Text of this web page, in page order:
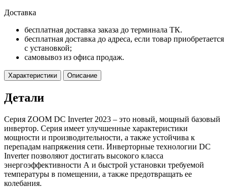
Доставка
бесплатная доставка заказа до терминала ТК.
бесплатная доставка до адреса, если товар приобретается
с установкой;
самовывоз из офиса продаж.
Характеристики Описание
Детали
Серия ZOOM DC Inverter 2023 – это новый, мощный базовый
инвертор. Серия имеет улучшенные характеристики
мощности и производительности, а также устойчива к
перепадам напряжения сети. Инверторные технологии DC
Inverter позволяют достигать высокого класса
энергоэффективности А и быстрой установки требуемой
температуры в помещении, а также предотвращать ее
колебания.